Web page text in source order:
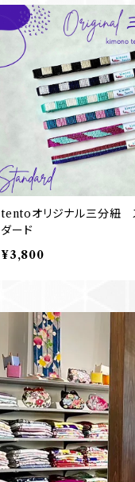
tentoオリジナル三分紐
ダード
¥3,800